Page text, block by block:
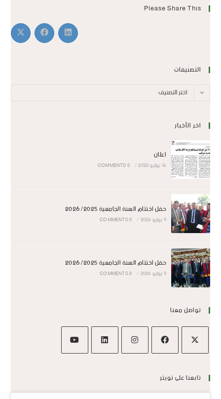
Please Share This
التصنيفات
اختر التصنيف
اخر الأخبار
اعلان
14 يوليو 2026 /
0 COMMENTS
حفل اختتام السنة الجامعية 2026/2025
9 يوليو 2026 /
0 COMMENTS
حفل اختتام السنة الجامعية 2026/2025
9 يوليو 2026 /
0 COMMENTS
تواصل معنا
تابعنا على تويتر